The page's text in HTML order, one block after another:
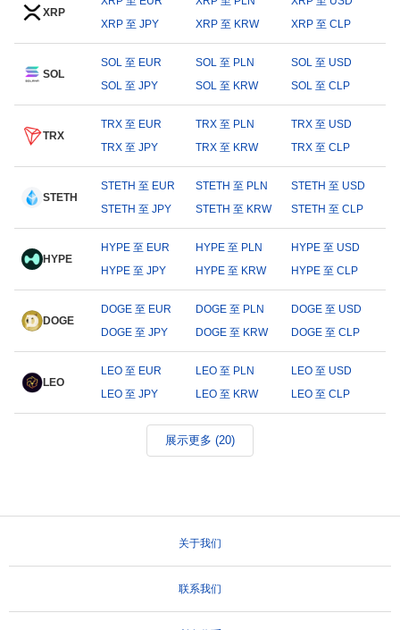
XRP
XRP 至 JPY
XRP 至 KRW XRP 至 CLP
SOL
SOL 至 EUR SOL 至 PLN
SOL 至 USD
SOL 至 JPY
SOL 至 KRW SOL 至 CLP
TRX
TRX 至 EUR TRX 至 PLN
TRX 至 USD
TRX 至 JPY
TRX 至 KRW TRX 至 CLP
STETH
STETH 至 EUR STETH 至 PLN
STETH 至 USD
STETH 至 JPY
STETH 至 KRW STETH 至 CLP
HYPE
HYPE 至 EUR HYPE 至 PLN
HYPE 至 USD
HYPE 至 JPY
HYPE 至 KRW HYPE 至 CLP
DOGE
DOGE 至 EUR DOGE 至 PLN
DOGE 至 USD
DOGE 至 JPY
DOGE 至 KRW DOGE 至 CLP
LEO
LEO 至 EUR LEO 至 PLN
LEO 至 USD
LEO 至 JPY
LEO 至 KRW LEO 至 CLP
展示更多 (20)
关于我们
联系我们